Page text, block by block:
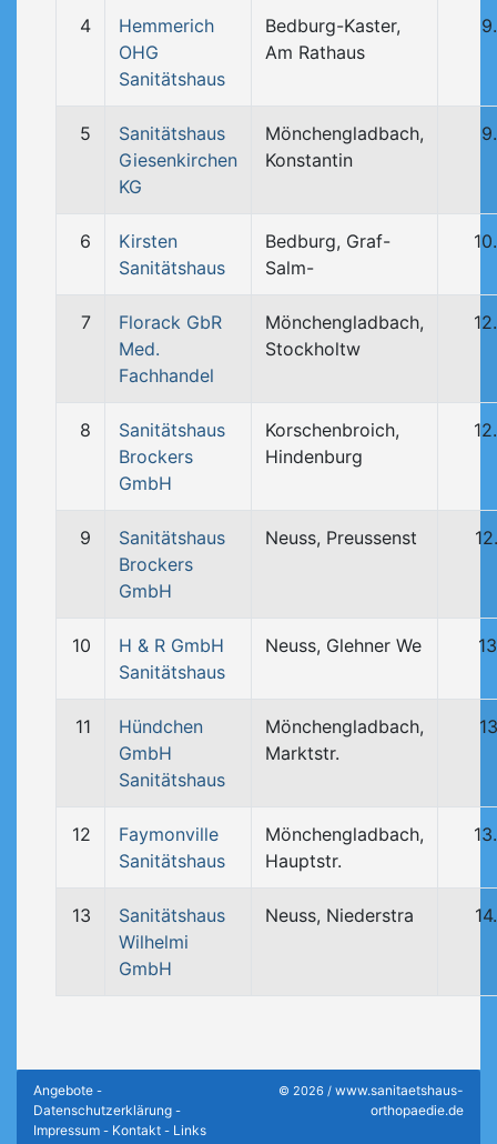
4
Hemmerich
OHG
Sanitätshaus
Bedburg-Kaster,
Am Rathaus
5
Sanitätshaus
Giesenkirchen
KG
Mönchengladbach,
Konstantin
6
Kirsten
Sanitätshaus
Bedburg, Graf-
Salm-
7
Florack GbR
Med.
Fachhandel
Mönchengladbach,
Stockholtw
8
Sanitätshaus
Brockers
GmbH
Korschenbroich,
Hindenburg
9
Sanitätshaus
Brockers
GmbH
Neuss, Preussenst
10
H & R GmbH
Sanitätshaus
Neuss, Glehner We
11
Hündchen
GmbH
Sanitätshaus
Mönchengladbach,
Marktstr.
12
Faymonville
Sanitätshaus
Mönchengladbach,
Hauptstr.
13
Sanitätshaus
Wilhelmi
GmbH
Neuss, Niederstra
Angebote -
Datenschutzerklärung -
Impressum - Kontakt - Links
© 2026 / www.sanitaetshaus-
orthopaedie.de